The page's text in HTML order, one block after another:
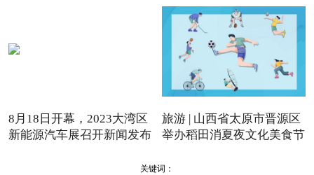
8月18日开幕，2023大湾区
新能源汽车展召开新闻发布
旅游 | 山西省太原市晋源区
举办稻田消夏夜文化美食节
关键词：